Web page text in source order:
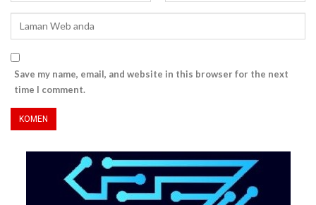
Save my name, email, and website in this browser for the next
time I comment.